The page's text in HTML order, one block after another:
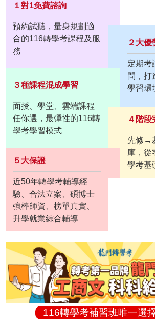
１對1免費諮詢
預約試聽，量身規劃適
合的116轉學考課程及服
務
２大優
定期考
問，打
學習環
３種課程混成學習
面授、學堂、雲端課程
任你選，最彈性的116轉
學考學習模式
４階段
先修→
庫，從
學考基
５大保證
近50年轉學考輔導經
驗、合法立案、碩博士
強棒師資、榜單真實、
升學就業綜合輔導
116轉學考補習班唯一選